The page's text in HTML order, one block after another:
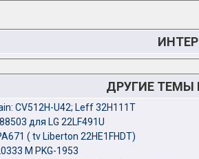
ДРУГИЕ ТЕМЫ
CV512H-U42; Leff 32H111T
для LG 22LF491U
( tv Liberton 22HE1FHDT)
M PKG-1953